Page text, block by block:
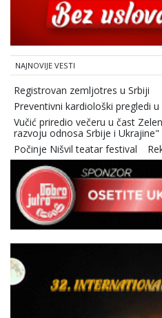
NAJNOVIJE VESTI
Registrovan zemljotres u Srbiji
Preventivni kardiološki pregledi u
Vučić priredio večeru u čast
razvoju odnosa Srbije i Ukrajine"
Počinje Nišvil teatar festival